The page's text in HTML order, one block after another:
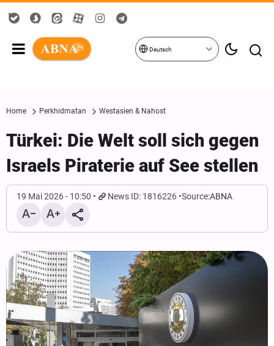
Deutsch
Home Perkhidmatan Westasien & Nahost
Türkei: Die Welt soll sich gegen
Israels Piraterie auf See stellen
19 Mai 2026 - 10:50 News ID: 1816226 Source:ABNA